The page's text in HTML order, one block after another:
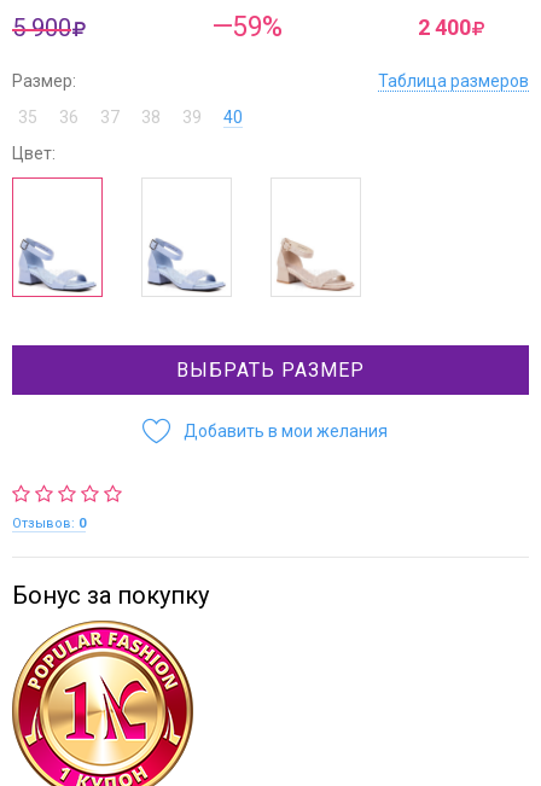
5 900 —59% 2 400
Размер:
Таблица размеров
35
36 37 38 39
40
Цвет:
ВЫБРАТЬ РАЗМЕР
Добавить в мои желания
Отзывов: 0
Бонус за покупку